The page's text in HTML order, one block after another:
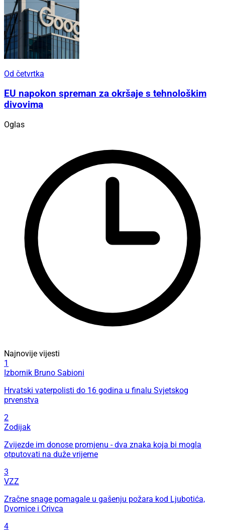
Od četvrtka
EU napokon spreman za okršaje s tehnološkim
divovima
Oglas
Najnovije vijesti
1
Izbornik Bruno Sabioni
Hrvatski vaterpolisti do 16 godina u finalu Svjetskog
prvenstva
2
Zodijak
Zvijezde im donose promjenu - dva znaka koja bi mogla
otputovati na duže vrijeme
3
VZZ
Zračne snage pomagale u gašenju požara kod Ljubotića,
Dvornice i Crivca
4